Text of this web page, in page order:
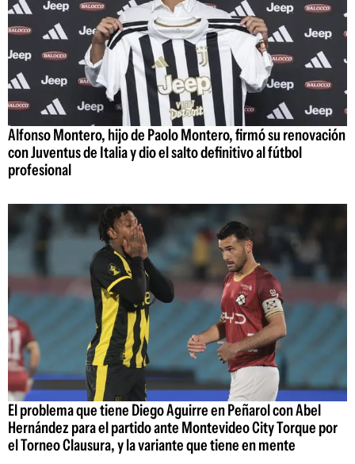
Alfonso Montero, hijo de Paolo Montero, firmó su renovación
con Juventus de Italia y dio el salto definitivo al fútbol
profesional
El problema que tiene Diego Aguirre en Peñarol con Abel
Hernández para el partido ante Montevideo City Torque por
el Torneo Clausura, y la variante que tiene en mente